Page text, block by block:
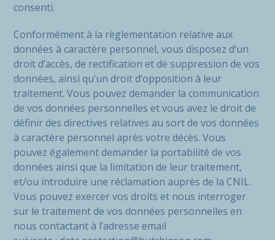
consenti.
Conformément à la règlementation relative aux
données à caractère personnel, vous disposez d’un
droit d’accès, de rectification et de suppression de vos
données, ainsi qu’un droit d’opposition à leur
traitement. Vous pouvez demander la communication
de vos données personnelles et vous avez le droit de
définir des directives relatives au sort de vos données
à caractère personnel après votre décès. Vous
pouvez également demander la portabilité de vos
données ainsi que la limitation de leur traitement,
et/ou introduire une réclamation auprès de la CNIL.
Vous pouvez exercer vos droits et nous interroger
sur le traitement de vos données personnelles en
nous contactant à l’adresse email